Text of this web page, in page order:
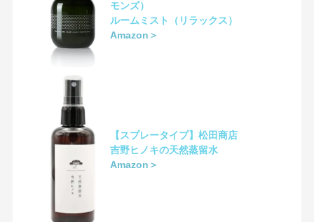
モンズ）
ルームミスト（リラックス）
Amazon＞
【スプレータイプ】松田商店
吉野ヒノキの天然蒸留水
Amazon＞